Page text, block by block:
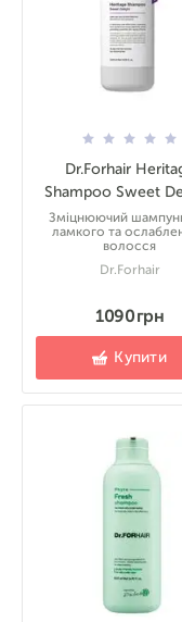
Dr.Forhair
Shampoo Sweet
Зміцнюючий
ламкого та
волосся
Dr.Forhair
1090 грн
Купити